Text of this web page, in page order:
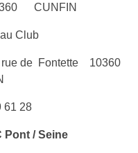
CUNFIN
au Club
rue de Fontette 10360
61 28
/ Seine